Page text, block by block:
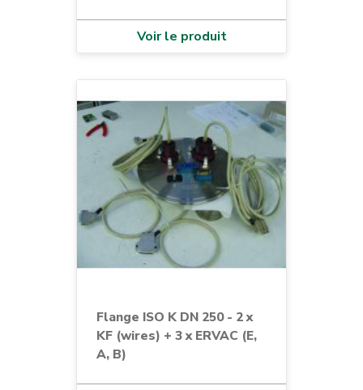
Voir le produit
Flange ISO K DN 250 - 2 x
KF (wires) + 3 x ERVAC (E,
A, B)